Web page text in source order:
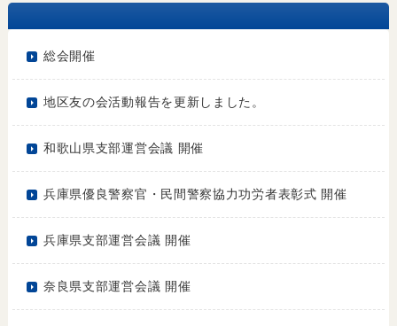
総会開催
地区友の会活動報告を更新しました。
和歌山県支部運営会議 開催
兵庫県優良警察官・民間警察協力功労者表彰式 開催
兵庫県支部運営会議 開催
奈良県支部運営会議 開催